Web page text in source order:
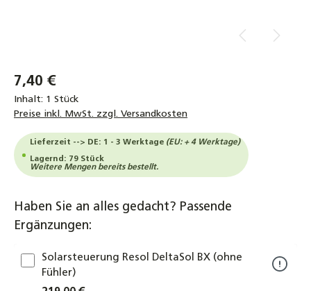
7,40 €
Inhalt: 1 Stück
Preise inkl. MwSt. zzgl. Versandkosten
Lieferzeit --> DE: 1 - 3 Werktage (EU: + 4 Werktage)
Lagernd: 79 Stück
Weitere Mengen bereits bestellt.
Haben Sie an alles gedacht? Passende
Ergänzungen:
Solarsteuerung Resol DeltaSol BX (ohne
Fühler)